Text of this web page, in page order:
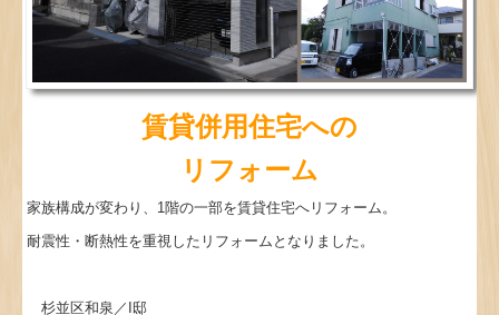
賃貸併用住宅への
リフォーム
家族構成が変わり、1階の一部を賃貸住宅へリフォーム。
耐震性・断熱性を重視したリフォームとなりました。
杉並区和泉／I邸